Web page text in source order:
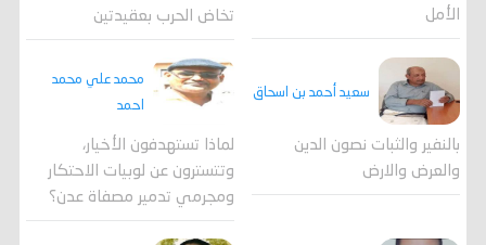
الأمل
تخاض الحرب بعقيدتين
سعيد أحمد بن اسحاق
بالنفير والثبات نصون الدين
والعرض والارض
محمد علي محمد
احمد
لماذا تستهدفون الأخيار،
وتتسترون عن لوبيات الاحتكار
ومجرمي تدمير مصفاة عدن؟